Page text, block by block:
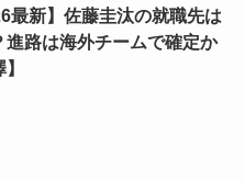
最新】佐藤圭汰の就職先は
進路は海外チームで確定か